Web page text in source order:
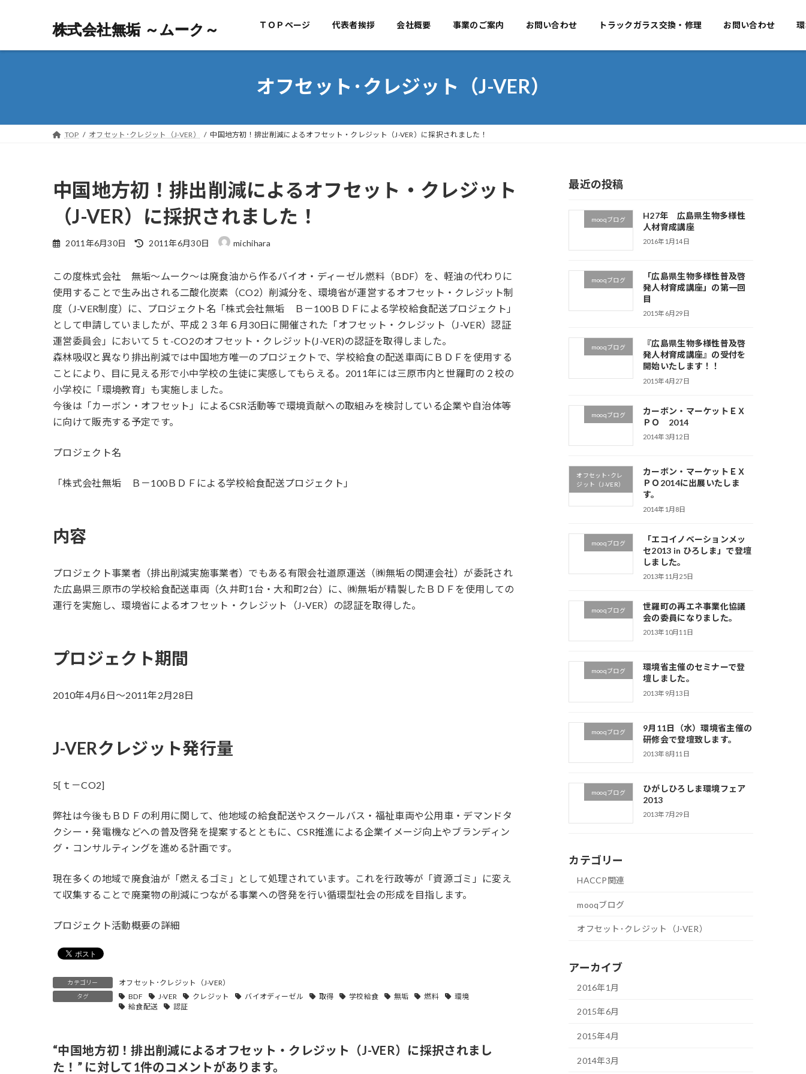
株式会社無垢 ～ムーク～ TOPページ 代表者挨拶 会社概要 事業のご案内 お問い合わせ
株式会社無垢 ～ムーク～ ＴＯＰページ 代表者挨拶 会社概要 事業のご案内 お問い合わせ トラックガラス交換・修理 お問い合わせ
オフセット･クレジット（J-VER）
TOP オフセット･クレジット（J-VER） 中国地方初！排出削減によるオフセット・クレジット（J-VER）に採択されました！
中国地方初！排出削減によるオフセット・クレジット
（J-VER）に採択されました！
2011年6月30日
最
新
日
時
:
2011年6月30日 michihara
この度株式会社 無垢～ムーク～は廃食油から作るバイオ・ディーゼル燃料（BDF）を、軽油の代わりに
使用することで生み出される二酸化炭素（CO2）削減分を、環境省が運営するオフセット・クレジット制
度（J-VER制度）に、プロジェクト名「株式会社無垢 Ｂ－100ＢＤＦによる学校給食配送プロジェクト」
として申請していましたが、平成２３年６月30日に開催された「オフセット・クレジット（J-VER）認証
運営委員会」において５ｔ-CO2のオフセット・クレジット(J-VER)の認証を取得しました。
森林吸収と異なり排出削減では中国地方唯一のプロジェクトで、学校給食の配送車両にＢＤＦを使用する
ことにより、目に見える形で小中学校の生徒に実感してもらえる。2011年には三原市内と世羅町の２校の
小学校に「環境教育」も実施しました。
今後は「カーボン・オフセット」によるCSR活動等で環境貢献への取組みを検討している企業や自治体等
に向けて販売する予定です。
プロジェクト名
「株式会社無垢 Ｂ－100ＢＤＦによる学校給食配送プロジェクト」
内容
プロジェクト事業者（排出削減実施事業者）でもある有限会社道原運送（㈱無垢の関連会社）が委託され
た広島県三原市の学校給食配送車両（久井町1台・大和町2台）に、㈱無垢が精製したＢＤＦを使用しての
運行を実施し、環境省によるオフセット・クレジット（J-VER）の認証を取得した。
プロジェクト期間
2010年4月6日～2011年2月28日
J-VERクレジット発行量
5[ｔ－CO2]
弊社は今後もＢＤＦの利用に関して、他地域の給食配送やスクールバス・福祉車両や公用車・デマンドタ
クシー・発電機などへの普及啓発を提案するとともに、CSR推進による企業イメージ向上やブランディン
グ・コンサルティングを進める計画です。
現在多くの地域で廃食油が「燃えるゴミ」として処理されています。これを行政等が「資源ゴミ」に変え
て収集することで廃棄物の削減につながる事業への啓発を行い循環型社会の形成を目指します。
プロジェクト活動概要の詳細
カテゴリー オフセット･クレジット（J-VER）
タグ BDF J-VER クレジット バイオディーゼル 取得 学校給食 無垢 燃料
環境
給食配送
認証
“中国地方初！排出削減によるオフセット・クレジット（J-VER）に採択されまし
た！ ” に対して1件のコメントがあります。
最近の投稿
mooqブログ
H27年 広島県生物多様性
人材育成講座
2016年1月14日
mooqブログ
「広島県生物多様性普及啓
発人材育成講座」の第一回
目
2015年6月29日
mooqブログ
『広島県生物多様性普及啓
発人材育成講座』の受付を
開始いたします！！
2015年4月27日
mooqブログ
カーボン・マーケットＥＸ
ＰＯ 2014
2014年3月12日
オフセット･クレ
ジット（J-VER）
カーボン・マーケットＥＸ
ＰＯ2014に出展いたしま
す。
2014年1月8日
mooqブログ
「エコイノベーションメッ
セ2013 in ひろしま」で登壇
しました。
2013年11月25日
mooqブログ
世羅町の再エネ事業化協議
会の委員になりました。
2013年10月11日
mooqブログ
環境省主催のセミナーで登
壇しました。
2013年9月13日
mooqブログ
9月11日（水）環境省主催の
研修会で登壇致します。
2013年8月11日
mooqブログ
ひがしひろしま環境フェア
2013
2013年7月29日
カテゴリー
HACCP関連
mooqブログ
オフセット･クレジット（J-VER）
アーカイブ
2016年1月
2015年6月
2015年4月
2014年3月